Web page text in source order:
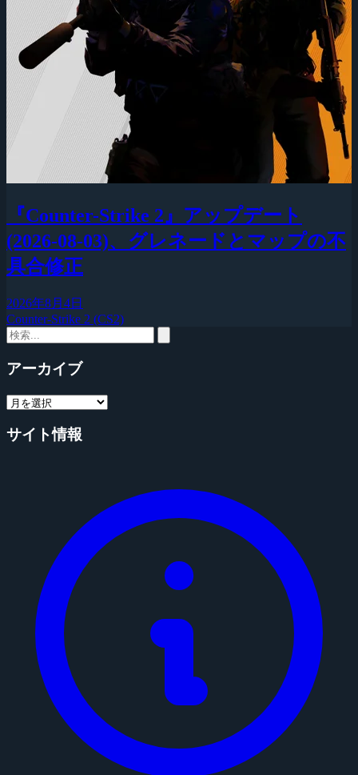
『Counter-Strike 2』アップデート
(2026-08-03)、グレネードとマップの不
具合修正
2026年8月4日
Counter-Strike 2 (CS2)
アーカイブ
サイト情報